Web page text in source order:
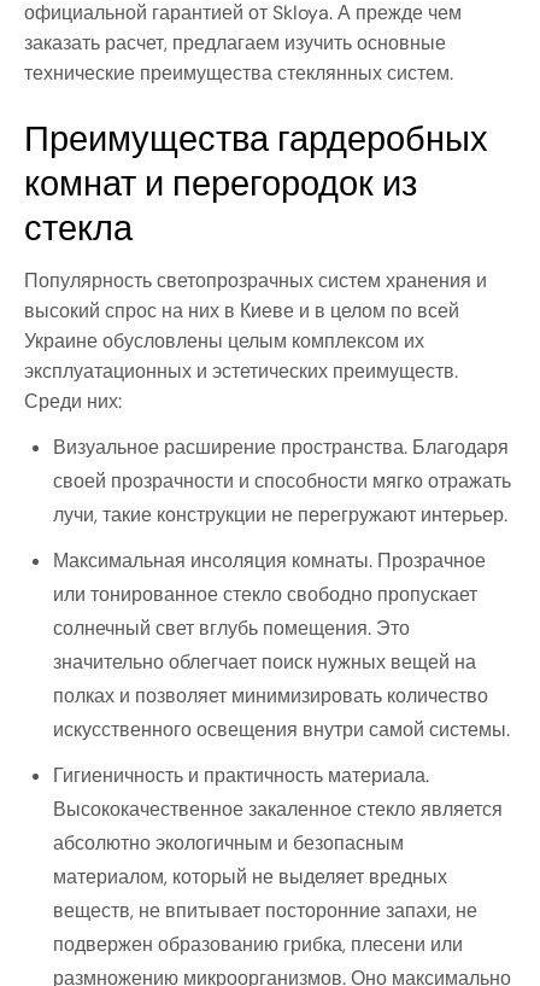
официальной гарантией от Skloya. А прежде чем
заказать расчет, предлагаем изучить основные
технические преимущества стеклянных систем.
Преимущества гардеробных
комнат и перегородок из
стекла
Популярность светопрозрачных систем хранения и
высокий спрос на них в Киеве и в целом по всей
Украине обусловлены целым комплексом их
эксплуатационных и эстетических преимуществ.
Среди них:
Визуальное расширение пространства. Благодаря
своей прозрачности и способности мягко отражать
лучи, такие конструкции не перегружают интерьер.
Максимальная инсоляция комнаты. Прозрачное
или тонированное стекло свободно пропускает
солнечный свет вглубь помещения. Это
значительно облегчает поиск нужных вещей на
полках и позволяет минимизировать количество
искусственного освещения внутри самой системы.
Гигиеничность и практичность материала.
Высококачественное закаленное стекло является
абсолютно экологичным и безопасным
материалом, который не выделяет вредных
веществ, не впитывает посторонние запахи, не
подвержен образованию грибка, плесени или
размножению микроорганизмов. Оно максимально